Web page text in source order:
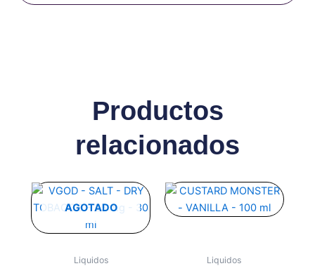
Productos
relacionados
AGOTADO
Liquidos Liquidos
Este
producto
variantes.